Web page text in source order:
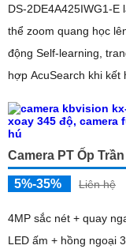
DS-2DE4A425IWG1-
thể zoom quang học
động Self-learning,
hợp AcuSearch khi kết
Camera PT Ốp
5%-35% Liên hệ
4MP sắc nét + quay
LED ấm + hồng ngoại